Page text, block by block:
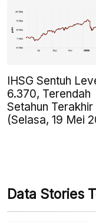
IHSG Sentuh
6.370, Terendah
Setahun Terakhir
(Selasa, 19 Mei
Data Stories